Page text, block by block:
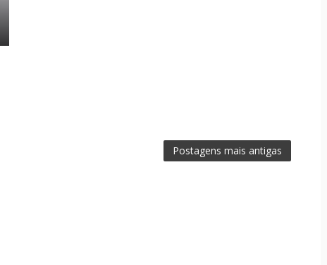
Postagens mais antigas